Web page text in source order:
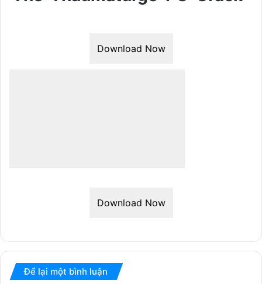
Download Now
Download Now
Để lại một bình luận